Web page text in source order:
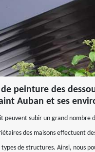
de peinture des
Auban et ses
peuvent subir un grand nombre
des maisons effectuent
de structures. Ainsi, nous